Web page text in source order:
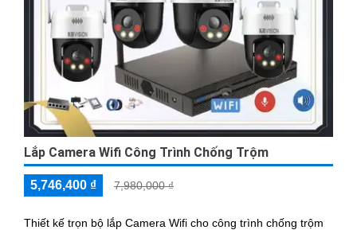
Lắp Camera Wifi Công Trình Chống Trộm
5,746,400 ₫ 7,980,000 ₫
Thiết kế trọn bộ lắp Camera Wifi cho công trình chống trộm